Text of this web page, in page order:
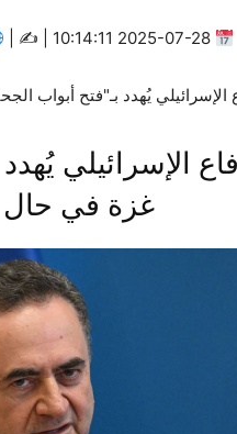
الإسرائيلي
غزة في حال